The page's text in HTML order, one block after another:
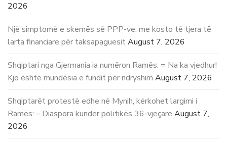
2026
Një simptomë e skemës së PPP-ve, me kosto të tjera të
larta financiare për taksapaguesitAugust 7, 2026
Shqiptari nga Gjermania ia numëron Ramës: = Na ka vjedhur!
Kjo është mundësia e fundit për ndryshim August 7, 2026
Shqiptarët protestë edhe në Mynih, kërkohet largimi i
Ramës: – Diaspora kundër politikës 36-vjeçare August 7,
2026